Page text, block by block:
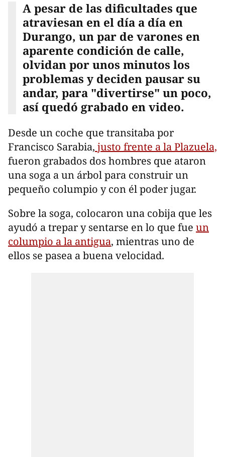
A pesar de las dificultades que
atraviesan en el día a día en
Durango, un par de varones en
aparente condición de calle,
olvidan por unos minutos los
problemas y deciden pausar su
andar, para "divertirse" un poco,
así quedó grabado en video.
Desde un coche que transitaba por
Francisco Sarabia, justo frente a la Plazuela,
fueron grabados dos hombres que ataron
una soga a un árbol para construir un
pequeño columpio y con él poder jugar.
Sobre la soga, colocaron una cobija que les
ayudó a trepar y sentarse en lo que fue un
columpio a la antigua, mientras uno de
ellos se pasea a buena velocidad.